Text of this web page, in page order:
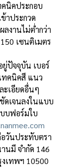
นิคประกอบ
าประกวด
งานไม่ต่ํากว่า
เซนติเมตร
ยู่ปัจจุบัน เบอร์
ทคนิคสี แนว
ะเอียดอื่นๆ
ดเจนลงในแบบ
บฟอร์มใบ
วันประทับตรา
นมี จํากัด 146
เทพฯ 10500